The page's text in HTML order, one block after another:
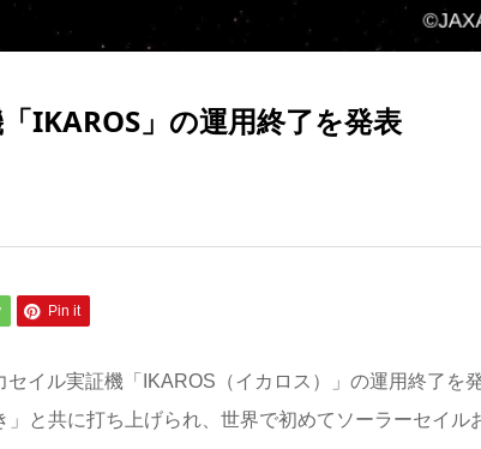
IKAROS」の運用終了を発表
Pin it
イル実証機「IKAROS（イカロス）」の運用終了を
と共に打ち上げられ、世界で初めてソーラーセイル